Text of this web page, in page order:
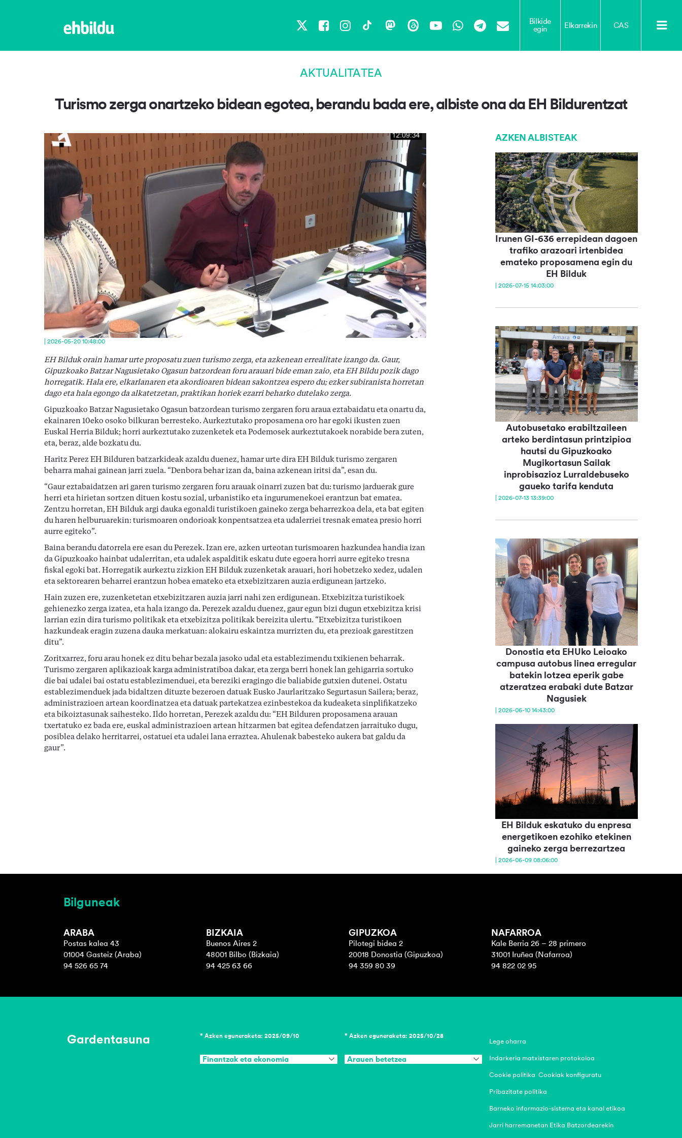
X Facebook
Instagram
TikTokMastodon
ThreadsYouTubeWhatsApp
Telegram
Email
Bilkide
egin
Elkarrekin CAS
AKTUALITATEA
Turismo zerga onartzeko bidean egotea, berandu bada ere, albiste ona da EH Bildurentzat
| 2026-05-20 10:48:00
EH Bilduk orain hamar urte proposatu zuen turismo zerga, eta azkenean errealitate izango da. Gaur,
Gipuzkoako Batzar Nagusietako Ogasun batzordean foru arauari bide eman zaio, eta EH Bildu pozik dago
horregatik. Hala ere, elkarlanaren eta akordioaren bidean sakontzea espero du; ezker subiranista horretan
dago eta hala egongo da alkatetzetan, praktikan horiek ezarri beharko dutelako zerga.
Gipuzkoako Batzar Nagusietako Ogasun batzordean turismo zergaren foru araua eztabaidatu eta onartu da,
ekainaren 10eko osoko bilkuran berresteko. Aurkeztutako proposamena oro har egoki ikusten zuen
Euskal Herria Bilduk; horri aurkeztutako zuzenketek eta Podemosek aurkeztutakoek norabide bera zuten,
eta, beraz, alde bozkatu du.
Haritz Perez EH Bilduren batzarkideak azaldu duenez, hamar urte dira EH Bilduk turismo zergaren
beharra mahai gainean jarri zuela. “Denbora behar izan da, baina azkenean iritsi da”, esan du.
“Gaur eztabaidatzen ari garen turismo zergaren foru arauak oinarri zuzen bat du: turismo jarduerak gure
herri eta hirietan sortzen dituen kostu sozial, urbanistiko eta ingurumenekoei erantzun bat ematea.
Zentzu horretan, EH Bilduk argi dauka egonaldi turistikoen gaineko zerga beharrezkoa dela, eta bat egiten
du haren helburuarekin: turismoaren ondorioak konpentsatzea eta udalerriei tresnak ematea presio horri
aurre egiteko”.
Baina berandu datorrela ere esan du Perezek. Izan ere, azken urteotan turismoaren hazkundea handia izan
da Gipuzkoako hainbat udalerritan, eta udalek aspalditik eskatu dute egoera horri aurre egiteko tresna
fiskal egoki bat. Horregatik aurkeztu zizkion EH Bilduk zuzenketak arauari, hori hobetzeko xedez, udalen
eta sektorearen beharrei erantzun hobea emateko eta etxebizitzaren auzia erdigunean jartzeko.
Hain zuzen ere, zuzenketetan etxebizitzaren auzia jarri nahi zen erdigunean. Etxebizitza turistikoek
gehienezko zerga izatea, eta hala izango da. Perezek azaldu duenez, gaur egun bizi dugun etxebizitza krisi
larrian ezin dira turismo politikak eta etxebizitza politikak bereizita ulertu. “Etxebizitza turistikoen
hazkundeak eragin zuzena dauka merkatuan: alokairu eskaintza murrizten du, eta prezioak garestitzen
ditu”.
Zoritxarrez, foru arau honek ez ditu behar bezala jasoko udal eta establezimendu txikienen beharrak.
Turismo zergaren aplikazioak karga administratiboa dakar, eta zerga berri honek lan gehigarria sortuko
die bai udalei bai ostatu establezimenduei, eta bereziki eragingo die baliabide gutxien dutenei. Ostatu
establezimenduek jada bidaltzen dituzte bezeroen datuak Eusko Jaurlaritzako Segurtasun Sailera; beraz,
administrazioen artean koordinatzea eta datuak partekatzea ezinbestekoa da kudeaketa sinplifikatzeko
eta bikoiztasunak saihesteko. Ildo horretan, Perezek azaldu du: “EH Bilduren proposamena arauan
txertatuko ez bada ere, euskal administrazioen artean hitzarmen bat egitea defendatzen jarraituko dugu,
posiblea delako herritarrei, ostatuei eta udalei lana erraztea. Ahulenak babesteko aukera bat galdu da
gaur”.
AZKEN ALBISTEAK
Irunen GI-636 errepidean dagoen
trafiko arazoari irtenbidea
emateko proposamena egin du
EH Bilduk
| 2026-07-15 14:03:00
Autobusetako erabiltzaileen
arteko berdintasun printzipioa
hautsi du Gipuzkoako
Mugikortasun Sailak
inprobisazioz Lurraldebuseko
gaueko tarifa kenduta
| 2026-07-13 13:39:00
Donostia eta EHUko Leioako
campusa autobus linea erregular
batekin lotzea eperik gabe
atzeratzea erabaki dute Batzar
Nagusiek
| 2026-06-10 14:43:00
EH Bilduk eskatuko du enpresa
energetikoen ezohiko etekinen
gaineko zerga berrezartzea
| 2026-06-09 08:06:00
Bilguneak
ARABA
Postas kalea 43
01004 Gasteiz (Araba)
94 526 65 74
BIZKAIA
Buenos Aires 2
48001 Bilbo (Bizkaia)
94 425 63 66
GIPUZKOA
Pilotegi bidea 2
20018 Donostia (Gipuzkoa)
94 359 80 39
NAFARROA
Kale Berria 26 – 28 primero
31001 Iruñea (Nafarroa)
94 822 02 95
Gardentasuna * Azken eguneraketa: 2025/09/10
Finantzak eta ekonomia
* Azken eguneraketa: 2025/10/28
Arauen betetzea
Lege oharra
Indarkeria matxistaren protokoloa
Cookie politika Cookiak konfiguratu
Pribazitate politika
Barneko informazio-sistema eta kanal etikoa
Jarri harremanetan Etika Batzordearekin